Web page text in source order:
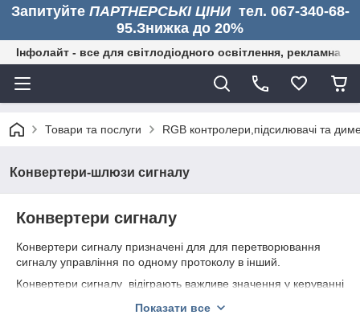
Запитуйте ПАРТНЕРСЬКІ ЦІНИтел. 067-340-68-
95.Знижка до 20%
Інфолайт - все для світлодіодного освітлення, рекламна
Товари та послуги RGB контролери,підсилювачі та
Конвертери-шлюзи сигналу
Конвертери сигналу
Конвертери сигналу призначені для для перетворювання
сигналу управління по одному протоколу в інший.
Конвертери сигналу відіграють важливе значення у керуванні
Показати все